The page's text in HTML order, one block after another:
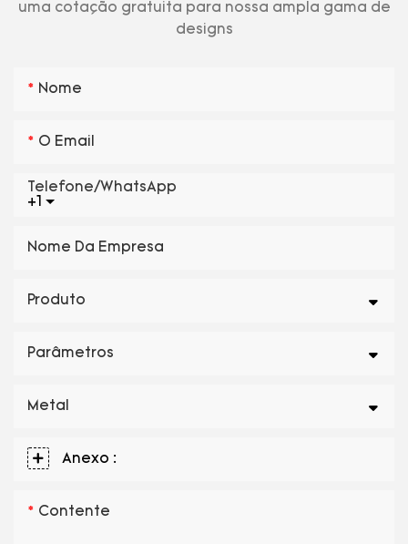
uma cotação gratuita para nossa ampla gama de
designs
Nome
O Email
+1
Telefone/WhatsApp
Nome Da Empresa
Produto
Parâmetros
Metal
Anexo :
Contente